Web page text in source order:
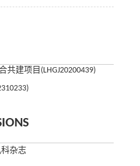
建项目(LHGJ20200439)
杂志